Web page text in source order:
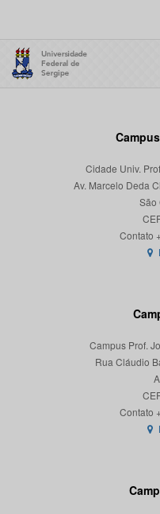
Cidade Univ.
Av. Marcelo Deda
São
Campus Prof.
Rua Cláudio